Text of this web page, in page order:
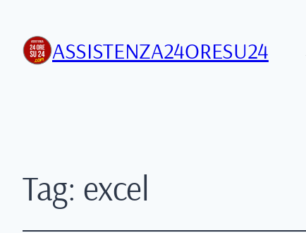
ASSISTENZA24ORESU24
Tag: excel